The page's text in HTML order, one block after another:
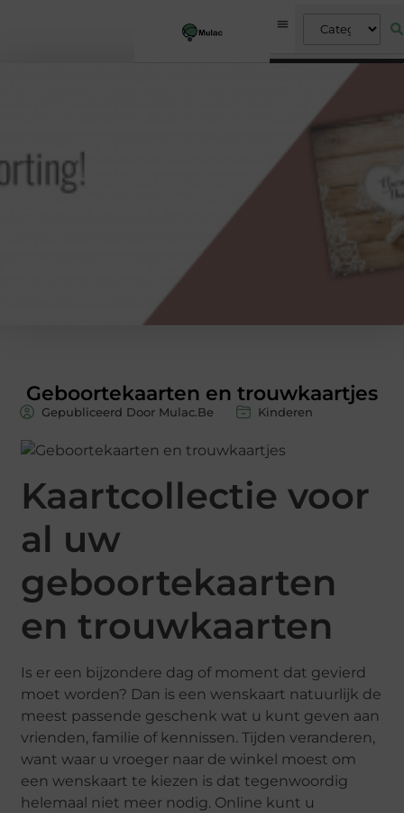
Geboortekaarten en trouwkaartjes
Gepubliceerd Door Mulac.Be Kinderen
Kaartcollectie voor
al uw
geboortekaarten
en trouwkaarten
Is er een bijzondere dag of moment dat gevierd
moet worden? Dan is een wenskaart natuurlijk de
meest passende geschenk wat u kunt geven aan
vrienden, familie of kennissen. Tijden veranderen,
want waar u vroeger naar de winkel moest om
een wenskaart te kiezen is dat tegenwoordig
helemaal niet meer nodig. Online kunt u